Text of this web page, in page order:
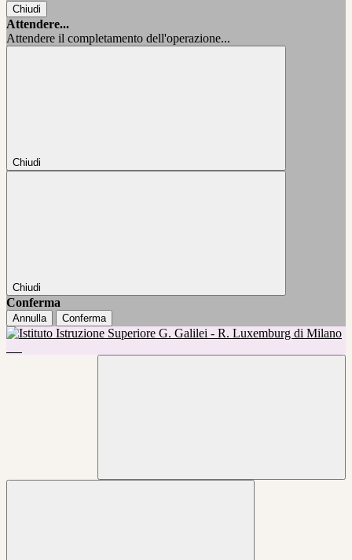
Chiudi
Attendere...
Attendere il completamento dell'operazione...
Chiudi
Chiudi
Conferma
Annulla Conferma